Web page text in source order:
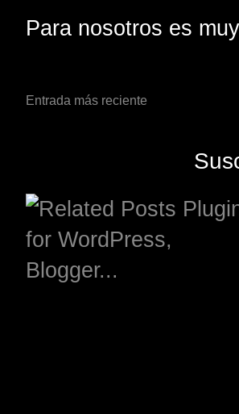
Para nosotros es
Entrada más reciente